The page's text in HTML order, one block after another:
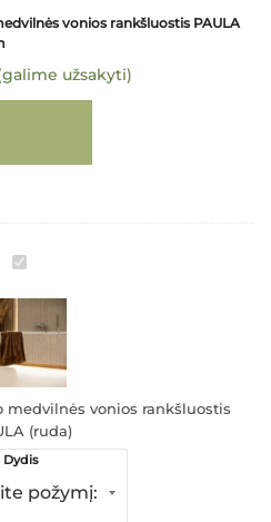
vonios rankšluostis PAULA
užsakyti)
Veliūrinis
medvilnės
vonios
rankšluostis
PAULA
(ruda)
medvilnės vonios rankšluostis
(ruda)
Dydis